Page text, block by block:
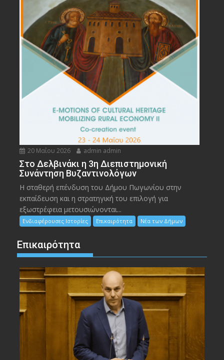
20 Μαΐου 2026 admin admin
Στο Δελβινάκι η 3η Διεπιστημονική
Συνάντηση Βυζαντινολόγων
Η σταθερή επένδυση του Δήμου Πωγωνίου στην
εκπαίδευση και η στρατηγική του επιλογή για
εξωστρέφεια μετουσιώνονται...
Ενδιαφέρουσες Ιστορίες Επικαιρότητα Νέα των Δήμων
Επικαιρότητα